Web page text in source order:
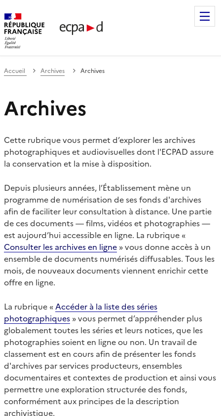
de communication et de production
Accueil Archives Archives
Archives
Cette rubrique vous permet d’explorer les archives
photographiques et audiovisuelles dont l'ECPAD assure
la conservation et la mise à disposition.
Depuis plusieurs années, l’Établissement mène un
programme de numérisation de ses fonds d'archives
afin de faciliter leur consultation à distance. Une partie
de ces documents — films, vidéos et photographies —
est aujourd’hui accessible en ligne. La rubrique «
Consulter les archives en ligne » vous donne accès à un
ensemble de documents numérisés diffusables. Tous les
mois, de nouveaux documents viennent enrichir cette
offre en ligne.
La rubrique « Accéder à la liste des séries
photographiques » vous permet d’appréhender plus
globalement toutes les séries et leurs notices, que les
photographies soient en ligne ou non. Un travail de
classement est en cours afin de présenter les fonds
d'archives par services producteurs, ensembles
documentaires et contextes de production et ainsi vous
permettre une exploration structurée des fonds,
conformément aux principes de la description
archivistique.